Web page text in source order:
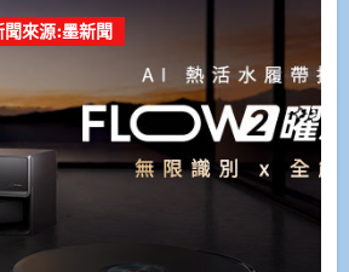
聞來源:墨新聞